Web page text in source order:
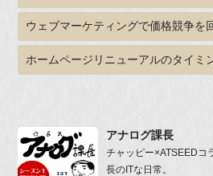
ウェブマーケティングで価格競争を
ホームページリニューアルのタイミ
アナログ課長
チャッピー×ATSEEDコ
長のITな日常。